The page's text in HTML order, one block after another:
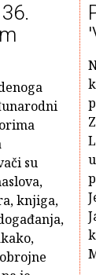
su
knjiga,